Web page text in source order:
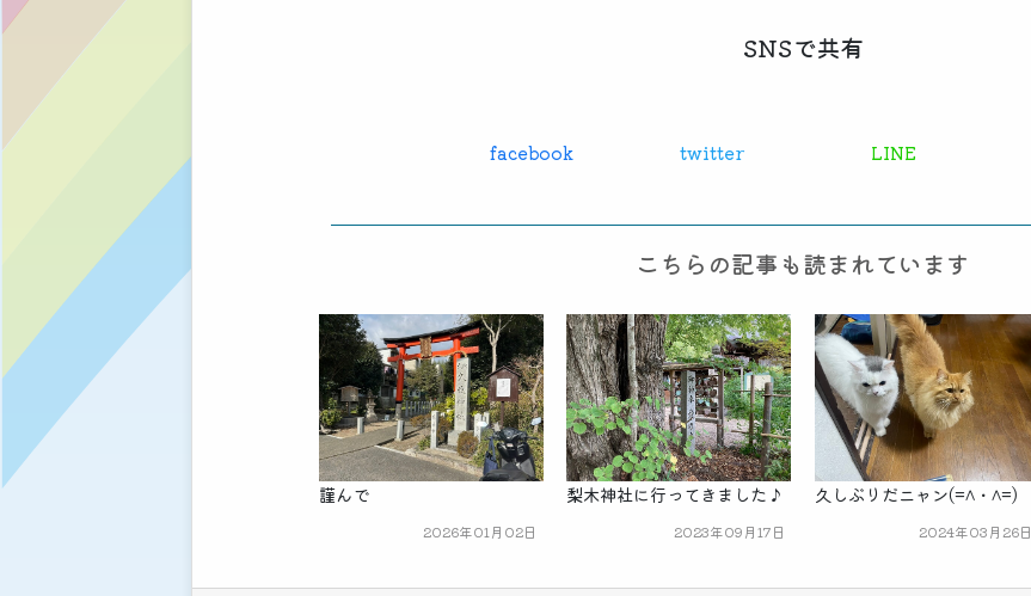
SNSで共有
facebook twitter LINE
こちらの記事も読まれています
謹んで
2026年01月02日
梨木神社に行ってきました♪
2023年09月17日
久しぶりだニャン(=^・^=)
2024年03月26日